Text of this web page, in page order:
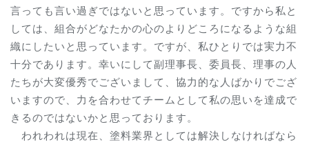
言っても言い過ぎではないと思っています。ですから私と
しては、組合がどなたかの心のよりどころになるような組
織にしたいと思っています。ですが、私ひとりでは実力不
十分であります。幸いにして副理事長、委員長、理事の人
たちが大変優秀でございまして、協力的な人ばかりでござ
いますので、力を合わせてチームとして私の思いを達成で
きるのではないかと思っております。
われわれは現在、塗料業界としては解決しなければなら